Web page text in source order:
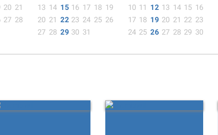
20 21
27 28
13 14 15 16 17 18 19
20 21 22 23 24 25 26
27 28 29 30 31
10 11 12 13 14 15 16
17 18 19 20 21 22 23
24 25 26 27 28 29 30